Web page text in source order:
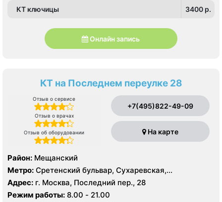
КТ ключицы 3400 p.
Онлайн запись
КТ на Последнем переулке 28
Отзыв о сервисе
Отзыв о врачах
Отзыв об оборудовании
+7(495)822-49-09
На карте
Район: Мещанский
Метро: Сретенский бульвар, Сухаревская,
Тургеневская
Адрес: г. Москва, Последний пер., 28
Режим работы: 8.00 - 21.00